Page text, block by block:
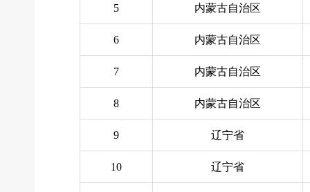
5 内蒙古自治区
6 内蒙古自治区
7 内蒙古自治区
8 内蒙古自治区
9 辽宁省
10 辽宁省